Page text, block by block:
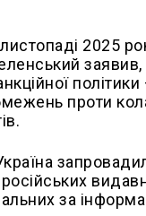
2025
проти
російських
за